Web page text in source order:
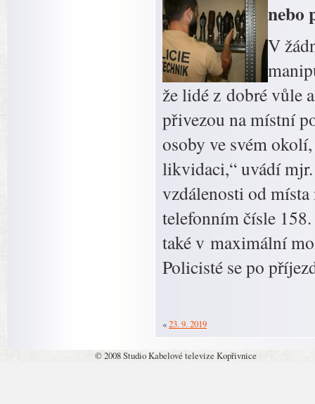
nebo
V
že lidé z dobré vůle
přivezou na místní
osoby ve svém
likvidaci,“ uvádí mjr.
vzdálenosti od
telefonním čísle
také v maximální
Policisté se po
«23. 9. 2019
© 2008 Studio Kabelové televize Kopřivnice